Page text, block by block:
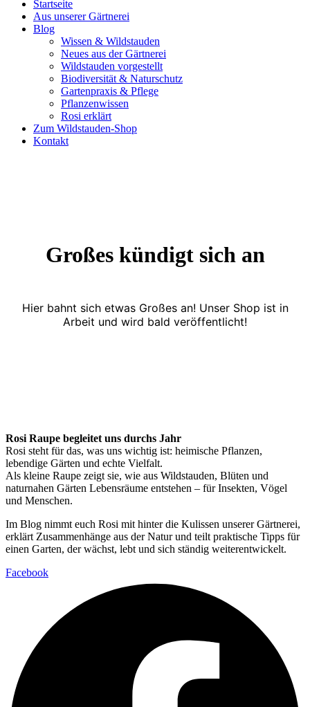
Startseite
Aus unserer Gärtnerei
Blog
Wissen & Wildstauden
Neues aus der Gärtnerei
Wildstauden vorgestellt
Biodiversität & Naturschutz
Gartenpraxis & Pflege
Pflanzenwissen
Rosi erklärt
Zum Wildstauden-Shop
Kontakt
Großes kündigt sich an
Hier bahnt sich etwas Großes an! Unser Shop ist in
Arbeit und wird bald veröffentlicht!
Rosi Raupe begleitet uns durchs Jahr
Rosi steht für das, was uns wichtig ist: heimische Pflanzen,
lebendige Gärten und echte Vielfalt.
Als kleine Raupe zeigt sie, wie aus Wildstauden, Blüten und
naturnahen Gärten Lebensräume entstehen – für Insekten, Vögel
und Menschen.
Im Blog nimmt euch Rosi mit hinter die Kulissen unserer Gärtnerei,
erklärt Zusammenhänge aus der Natur und teilt praktische Tipps für
einen Garten, der wächst, lebt und sich ständig weiterentwickelt.
Facebook